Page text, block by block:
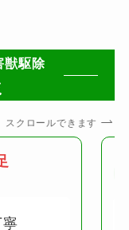
獣駆除
スクロールできます